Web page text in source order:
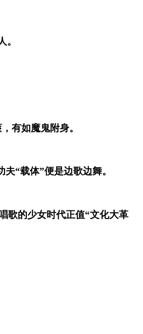
有如魔鬼附身。
“载体”便是边歌边舞。
歌的少女时代正值“文化大革